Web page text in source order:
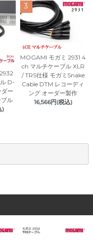
D-
ー
ル
)
3
MOGAMI モガミ 2931 4
ch マルチケーブル XLR
/ TRS仕様 モガミSnake
Cable DTM レコーディ
ング オーダー製作
16,566円(税込)